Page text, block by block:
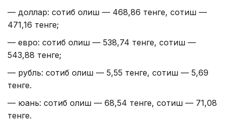
— доллар: сотиб олиш — 468,86 тенге, сотиш —
471,16 тенге;
— евро: сотиб олиш — 538,74 тенге, сотиш —
543,88 тенге;
— рубль: сотиб олиш — 5,55 тенге, сотиш — 5,69
тенге.
— юань: сотиб олиш — 68,54 тенге, сотиш — 71,08
тенге.